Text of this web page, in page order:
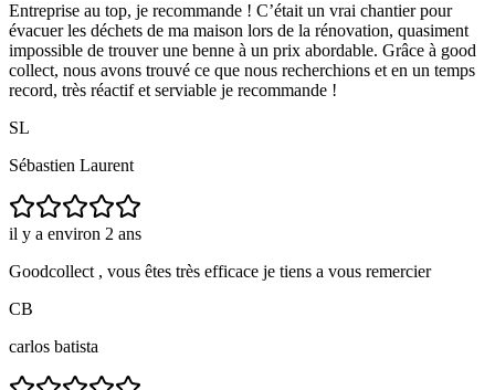
Entreprise au top, je recommande ! C’était un vrai chantier pour
évacuer les déchets de ma maison lors de la rénovation, quasiment
impossible de trouver une benne à un prix abordable. Grâce à good
collect, nous avons trouvé ce que nous recherchions et en un temps
record, très réactif et serviable je recommande !
SL
Sébastien Laurent
il y a environ 2 ans
Goodcollect , vous êtes très efficace je tiens a vous remercier
CB
carlos batista